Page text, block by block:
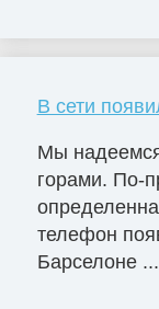
В сети
Мы
горами. По-
телефон
Барселоне ...